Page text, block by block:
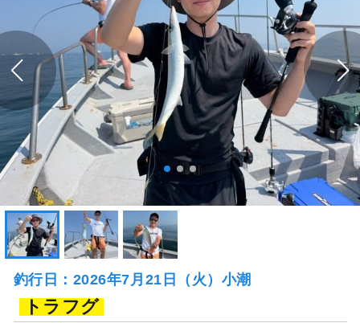
釣行日：2026年7月21日（火）小潮
トラフグ